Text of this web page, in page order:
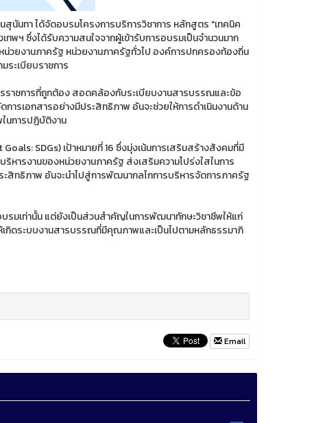
นันทา ได้จัดอบรมโครงการบริการวิชาการ หลักสูตร "เทคนิค
ฯ ซึ่งได้รับความสนใจจากผู้เข้ารับการอบรมเป็นจำนวนมาก
วยงานภาครัฐ หน่วยงานภาครัฐทั่วไป องค์การปกครองท้องถิ่น
ระเบียบราชการ
ราชการที่ถูกต้อง สอดคล้องกับระเบียบงานสารบรรณและข้อ
รเอกสารอย่างมีประสิทธิภาพ อันจะช่วยให้การดำเนินงานด้าน
นการปฏิบัติงาน
SDGs) เป้าหมายที่ 16 ซึ่งมุ่งเน้นการเสริมสร้างสังคมที่มี
ารงานของหน่วยงานภาครัฐ ส่งเสริมความโปร่งใสในการ
สิทธิภาพ อันจะนำไปสู่การพัฒนากลไกการบริหารจัดการภาครัฐ
มเท่านั้น แต่ยังเป็นส่วนสำคัญในการพัฒนาทักษะวิชาชีพให้แก่
เกิดระบบงานสารบรรณที่มีคุณภาพและเป็นไปตามหลักธรรมาภิ
Email